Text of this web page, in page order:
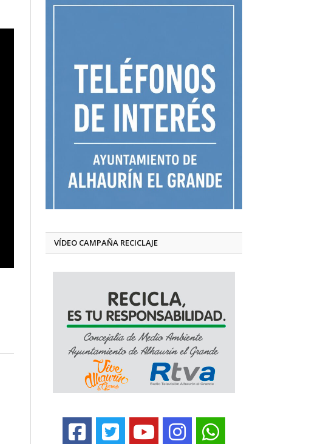
VÍDEO CAMPAÑA RECICLAJE